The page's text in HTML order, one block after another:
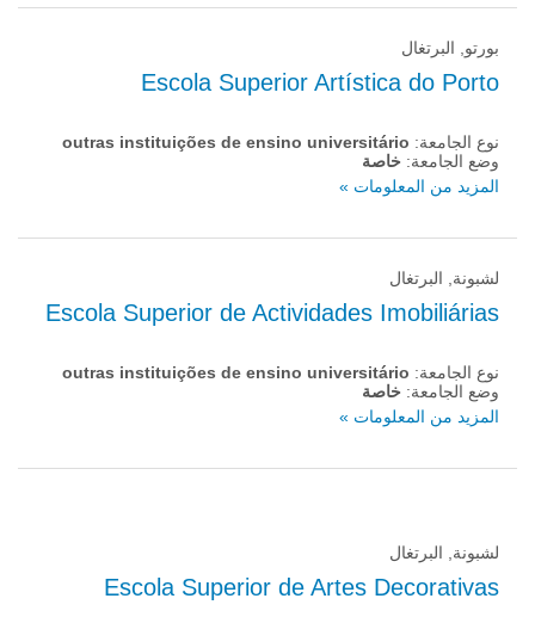
بورتو, البرتغال
Escola Superior Artística do Porto
نوع الجامعة: outras instituições de ensino universitário
وضع الجامعة: خاصة
المزيد من المعلومات »
لشبونة, البرتغال
Escola Superior de Actividades Imobiliárias
نوع الجامعة: outras instituições de ensino universitário
وضع الجامعة: خاصة
المزيد من المعلومات »
لشبونة, البرتغال
Escola Superior de Artes Decorativas